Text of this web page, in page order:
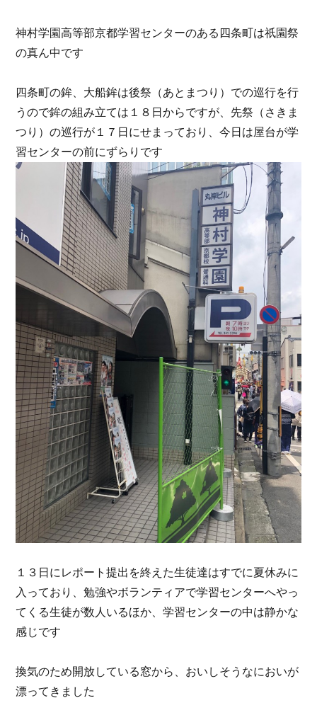
神村学園高等部京都学習センターのある四条町は祇園祭
の真ん中です
四条町の鉾、大船鉾は後祭（あとまつり）での巡行を行
うので鉾の組み立ては１８日からですが、先祭（さきま
つり）の巡行が１７日にせまっており、今日は屋台が学
習センターの前にずらりです
１３日にレポート提出を終えた生徒達はすでに夏休みに
入っており、勉強やボランティアで学習センターへやっ
てくる生徒が数人いるほか、学習センターの中は静かな
感じです
換気のため開放している窓から、おいしそうなにおいが
漂ってきました